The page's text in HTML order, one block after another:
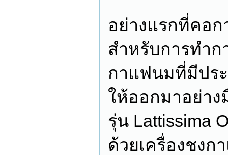
อย่างแรกที่คอ
สำหรับการทำ
กาแฟนมที่มีปร
ให้ออกมาอย่า
รุ่น Lattissima
ด้วยเครื่องชงก